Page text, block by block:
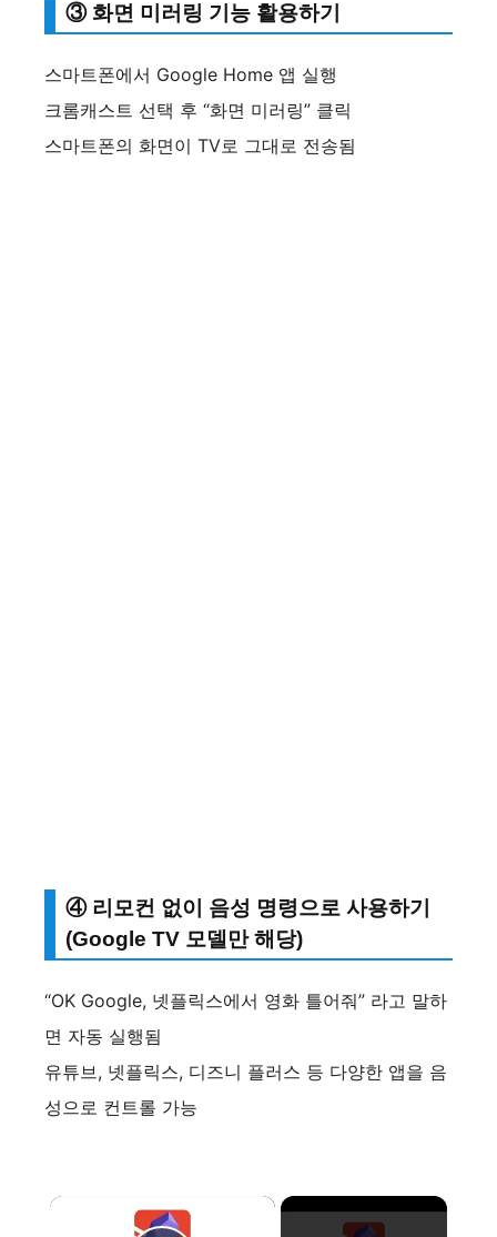
③ 화면 미러링 기능 활용하기
스마트폰에서 Google Home 앱 실행
크롬캐스트 선택 후 “화면 미러링” 클릭
스마트폰의 화면이 TV로 그대로 전송됨
④ 리모컨 없이 음성 명령으로 사용하기
(Google TV 모델만 해당)
“OK Google, 넷플릭스에서 영화 틀어줘” 라고 말하
면 자동 실행됨
유튜브, 넷플릭스, 디즈니 플러스 등 다양한 앱을 음
성으로 컨트롤 가능
×